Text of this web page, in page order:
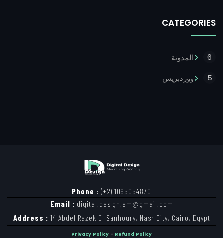
CATEGORIES
المدونة 6
ووردبريس 5
Phone : (+2) 1095054870
Email : digital.design.em@gmail.com
Address : 14 Abdel Razek El Sanhoury, Nasr City, Cairo, Egypt
Privacy Policy – Refund Policy